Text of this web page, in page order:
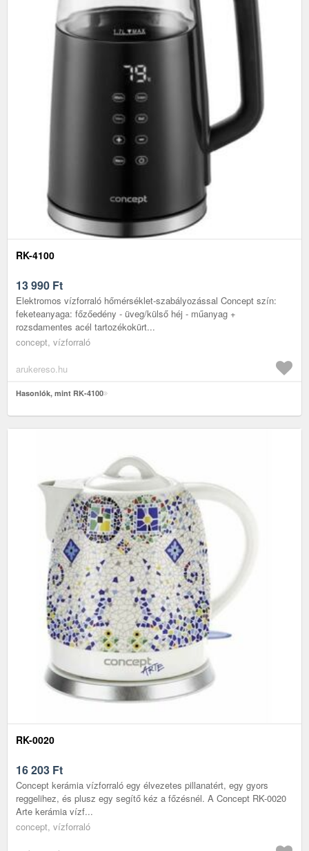
RK-4100
13 990 Ft
Elektromos vízforraló hőmérséklet-szabályozással Concept szín:
feketeanyaga: főzőedény - üveg/külső héj - műanyag +
rozsdamentes acél tartozékokürt...
concept, vízforraló
arukereso.hu
Hasonlók, mint RK-4100
RK-0020
16 203 Ft
Concept kerámia vízforraló egy élvezetes pillanatért, egy gyors
reggelihez, és plusz egy segítő kéz a főzésnél. A Concept RK-0020
Arte kerámia vízf...
concept, vízforraló